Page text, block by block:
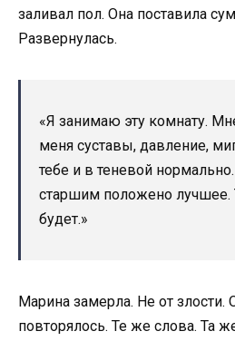
заливал пол. Она поставила
Развернулась.
«Я занимаю эту комнату.
меня суставы, давление,
тебе и в теневой
старшим положено лучшее.
будет.»
Марина замерла. Не от злости.
повторялось. Те же слова. Та